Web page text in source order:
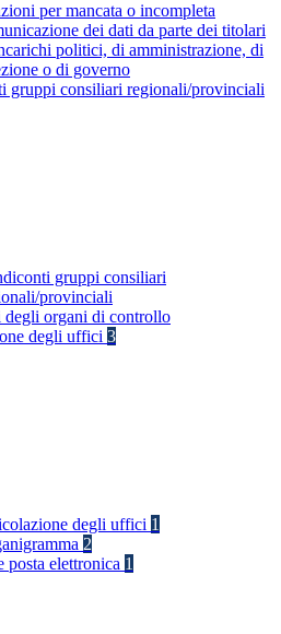
per mancata o incompleta
dei dati da parte dei titolari
politici, di amministrazione, di
o di governo
gruppi consiliari regionali/provinciali
gruppi consiliari
provinciali
degli organi di controllo
degli uffici 3
degli uffici 1
2
posta elettronica 1